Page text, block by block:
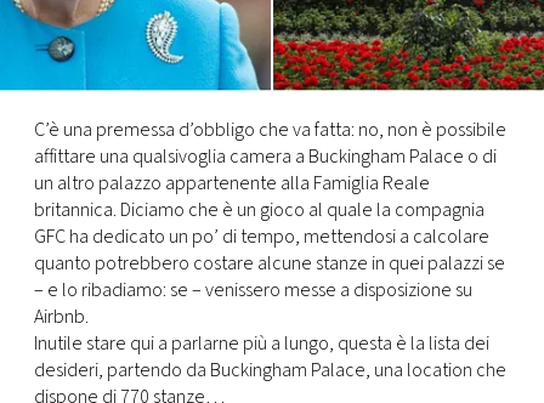
PRINCIPATO
DI
MONACO
RMC
CONSIGLIA
C’è una premessa d’obbligo che va fatta: no, non è possibile
affittare una qualsivoglia camera a Buckingham Palace o di
un altro palazzo appartenente alla Famiglia Reale
britannica. Diciamo che è un gioco al quale la compagnia
GFC ha dedicato un po’ di tempo, mettendosi a calcolare
quanto potrebbero costare alcune stanze in quei palazzi se
– e lo ribadiamo: se – venissero messe a disposizione su
Airbnb.
Inutile stare qui a parlarne più a lungo, questa è la lista dei
desideri, partendo da Buckingham Palace, una location che
dispone di 770 stanze…